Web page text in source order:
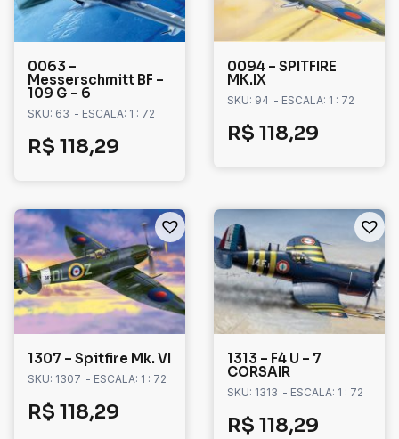
0063 –
Messerschmitt BF –
109 G – 6
SKU: 63 - ESCALA: 1 : 72
R$ 118,29
0094 – SPITFIRE
MK.IX
SKU: 94 - ESCALA: 1 : 72
R$ 118,29
1307 – Spitfire Mk. VI
SKU: 1307 - ESCALA: 1 : 72
R$ 118,29
1313 – F4 U – 7
CORSAIR
SKU: 1313 - ESCALA: 1 : 72
R$ 118,29